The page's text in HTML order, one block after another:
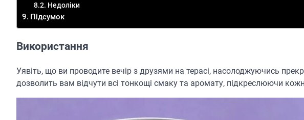
Недоліки
Підсумок
Використання
Уявіть, що ви проводите вечір з друзями на терасі, насолоджуючись
дозволить вам відчути всі тонкощі смаку та аромату, підкреслюючи